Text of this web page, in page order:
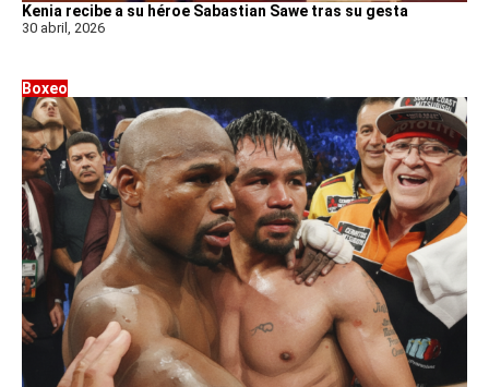
Kenia recibe a su héroe Sabastian Sawe tras su gesta
30 abril, 2026
Boxeo